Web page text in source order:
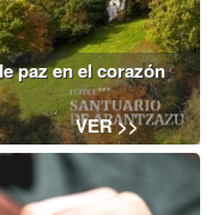
paz en el corazón
VER >>